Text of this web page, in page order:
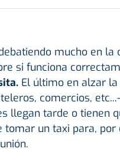
mucho en la
si funciona
El último en alzar la
comercios,
llegan tarde o tienen
tomar un taxi para,